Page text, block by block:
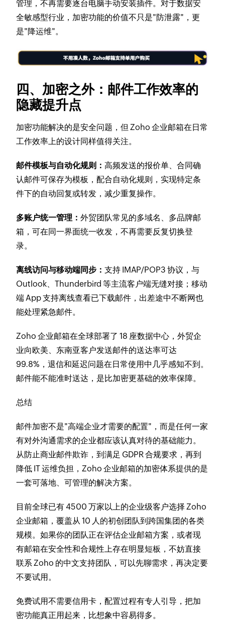
管理，不再需要逐台电脑手动安装插件。对于数据安
全敏感型行业，加密功能的价值不只是"防泄露"，更
是"降运维"。
四、加密之外：邮件工作效率的
隐藏提升点
加密功能解决的是安全问题，但 Zoho 企业邮箱在日常
工作效率上的设计同样值得关注。
邮件模板与自动化规则：高频发送的报价单、合同确
认邮件可保存为模板，配合自动化规则，实现特定条
件下的自动回复或转发，减少重复操作。
多账户统一管理：外贸团队常见的多域名、多品牌邮
箱，可在同一界面统一收发，不再需要反复切换登
录。
离线访问与移动端同步：支持 IMAP/POP3 协议，与
Outlook、Thunderbird 等主流客户端无缝对接；移动
端 App 支持离线查看已下载邮件，出差途中不断网也
能处理紧急邮件。
Zoho 企业邮箱在全球部署了 18 座数据中心，外贸企
业向欧美、东南亚客户发送邮件的送达率可达
99.8%，退信和延迟问题在日常使用中几乎感知不到。
邮件能不能准时送达，是比加密更基础的效率保障。
总结
邮件加密不是"高端企业才需要的配置"，而是任何一家
有对外沟通需求的企业都应该认真对待的基础能力。
从防止商业邮件欺诈，到满足 GDPR 合规要求，再到
降低 IT 运维负担，Zoho 企业邮箱的加密体系提供的是
一套可落地、可管理的解决方案。
目前全球已有 4500 万家以上的企业级客户选择 Zoho
企业邮箱，覆盖从 10 人的初创团队到跨国集团的各类
规模。如果你的团队正在评估企业邮箱方案，或者现
有邮箱在安全性和合规性上存在明显短板，不妨直接
联系 Zoho 的中文支持团队，可以先聊需求，再决定要
不要试用。
免费试用不需要信用卡，配置过程有专人引导，把加
密功能真正用起来，比想象中容易得多。